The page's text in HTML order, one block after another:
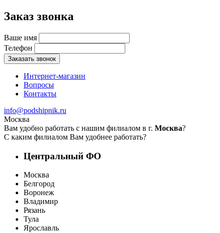
Заказ звонка
Ваше имя
Телефон
Заказать звонок
Интернет-магазин
Вопросы
Контакты
info@podshipnik.ru
Москва
Вам удобно работать с нашим филиалом в г. Москва?
С каким филиалом Вам удобнее работать?
Центральный ФО
Москва
Белгород
Воронеж
Владимир
Рязань
Тула
Ярославль